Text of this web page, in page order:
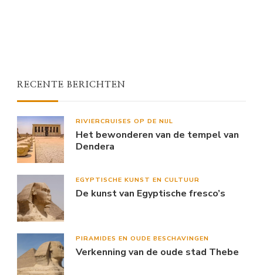
RECENTE BERICHTEN
RIVIERCRUISES OP DE NIJL
Het bewonderen van de tempel van
Dendera
EGYPTISCHE KUNST EN CULTUUR
De kunst van Egyptische fresco’s
PIRAMIDES EN OUDE BESCHAVINGEN
Verkenning van de oude stad Thebe